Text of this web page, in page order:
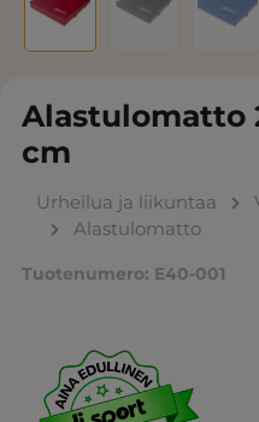
Alastulomatto
cm
Urheilua ja liikuntaa
Alastulomatto
Tuotenumero: E40-001